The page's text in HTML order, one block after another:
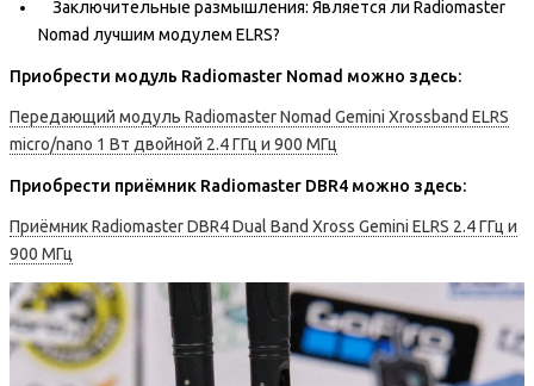
Заключительные размышления: Является ли Radiomaster
Nomad лучшим модулем ELRS?
Приобрести модуль Radiomaster Nomad можно здесь:
Передающий модуль Radiomaster Nomad Gemini Xrossband ELRS
micro/nano 1 Вт двойной 2.4 ГГц и 900 МГц
Приобрести приёмник Radiomaster DBR4 можно здесь:
Приёмник Radiomaster DBR4 Dual Band Xross Gemini ELRS 2.4 ГГц и
900 МГц